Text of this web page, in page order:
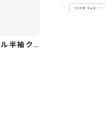
【着回し力◎セット】フリル 半袖 クロップド シャツカラー ブラウス＆ワイドレッグパンツ（上下個別） 1color ST0219